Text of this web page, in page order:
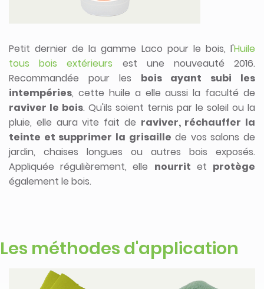
Petit dernier de la gamme Laco pour le bois, l'Huile
tous bois extérieurs est une nouveauté 2016.
Recommandée pour les bois ayant subi les
intempéries, cette huile a elle aussi la faculté de
raviver le bois. Qu'ils soient ternis par le soleil ou la
pluie, elle aura vite fait de raviver, réchauffer la
teinte et supprimer la grisaille de vos salons de
jardin, chaises longues ou autres bois exposés.
Appliquée régulièrement, elle nourrit et protège
également le bois.
Les méthodes d'application